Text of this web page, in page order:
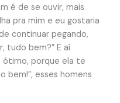
é de se ouvir, mais
pra mim e eu gostaria
continuar pegando,
tudo bem?” E aí
ótimo, porque ela te
esses homens